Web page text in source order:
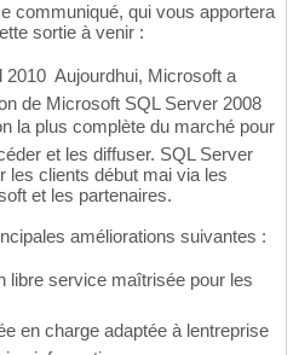
communiqué, qui vous apportera
sortie à venir :
 Aujourdhui, Microsoft a
de Microsoft SQL Server 2008
la plus complète du marché pour
et les diffuser. SQL Server
les clients début mai via les
et les partenaires.
améliorations suivantes :
libre service maîtrisée pour les
en charge adaptée à lentreprise